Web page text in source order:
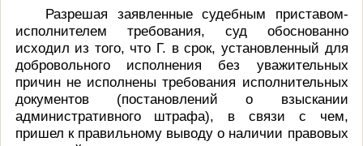
Разрешая заявленные судебным приставом-
исполнителем требования, суд обоснованно
исходил из того, что Г. в срок, установленный для
добровольного исполнения без уважительных
причин не исполнены требования исполнительных
документов (постановлений о взыскании
административного штрафа), в связи с чем,
пришел к правильному выводу о наличии правовых